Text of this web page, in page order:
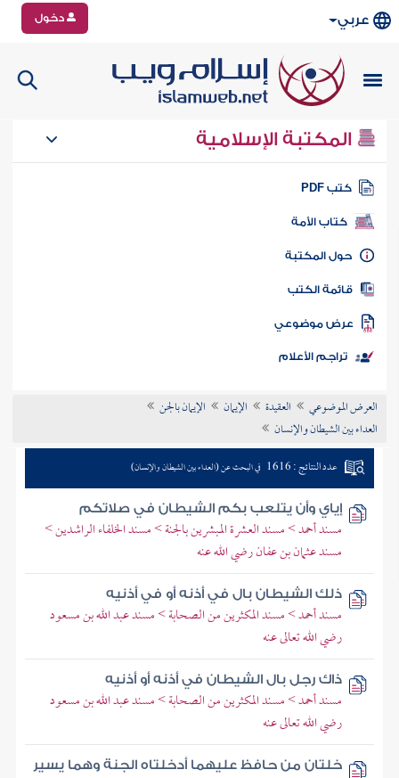
عربي دخول
المكتبة الإسلامية
كتب PDF
كتاب الأمة
المكتبة
الكتب
موضوعي
تراجم الأعلام
العرض الموضوعي العقيدة الإيمان
الإيمان بالجن
العداء بين الشيطان والإنسان
عدد النتائج : 1616 في البحث عن (العداء بين الشيطان والإنسان)
إياي وأن يتلعب بكم الشيطان في صلاتكم
مسند أحمد > مسند العشرة المبشرين بالجنة > مسند الخلفاء الراشدين >
مسند عثمان بن عفان رضي الله عنه
ذلك الشيطان بال في أذنه أو في أذنيه
مسند أحمد > مسند المكثرين من الصحابة > مسند عبد الله بن مسعود
رضي الله تعالى عنه
ذاك رجل بال الشيطان في أذنه أو أذنيه
مسند أحمد > مسند المكثرين من الصحابة > مسند عبد الله بن مسعود
رضي الله تعالى عنه
خلتان من حافظ عليهما أدخلتاه الجنة وهما يسير